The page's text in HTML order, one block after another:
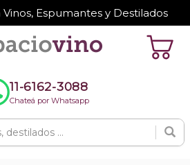
Espumantes y Destilados
11-6162-3088
Chateá por Whatsapp